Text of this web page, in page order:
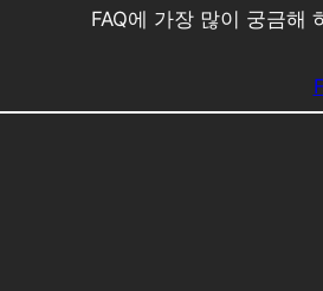
FAQ에 가장 많이 궁금해